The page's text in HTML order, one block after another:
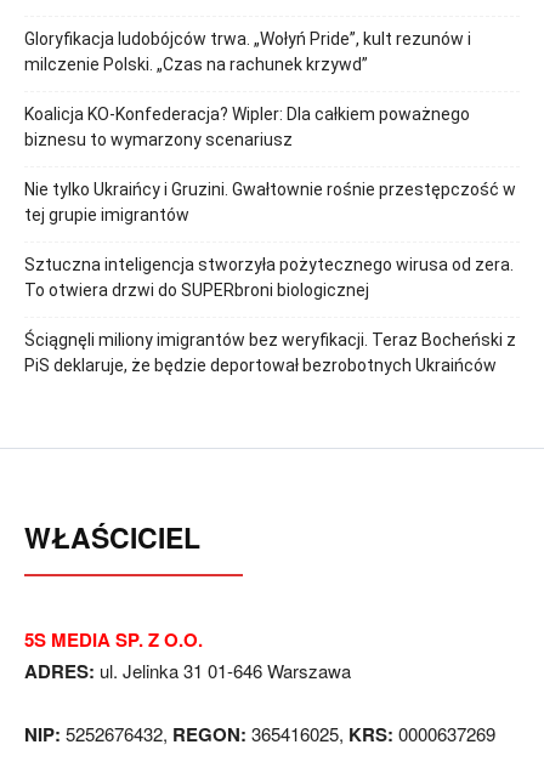
Gloryfikacja ludobójców trwa. „Wołyń Pride”, kult rezunów i
milczenie Polski. „Czas na rachunek krzywd”
Koalicja KO-Konfederacja? Wipler: Dla całkiem poważnego
biznesu to wymarzony scenariusz
Nie tylko Ukraińcy i Gruzini. Gwałtownie rośnie przestępczość w
tej grupie imigrantów
Sztuczna inteligencja stworzyła pożytecznego wirusa od zera.
To otwiera drzwi do SUPERbroni biologicznej
Ściągnęli miliony imigrantów bez weryfikacji. Teraz Bocheński z
PiS deklaruje, że będzie deportował bezrobotnych Ukraińców
WŁAŚCICIEL
5S MEDIA SP. Z O.O.
ADRES: ul. Jelinka 31 01-646 Warszawa
NIP: 5252676432, REGON: 365416025, KRS: 0000637269